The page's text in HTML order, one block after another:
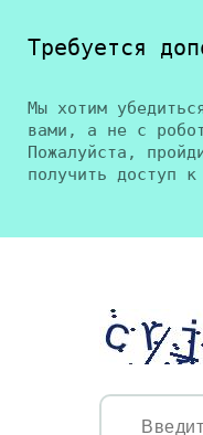
Требуется
Мы хотим
вами, а не с
Пожалуйста,
получить доступ